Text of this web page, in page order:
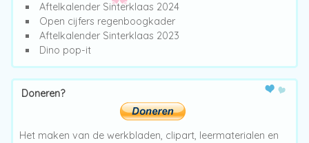
Aftelkalender Sinterklaas 2024
Open cijfers regenboogkader
Aftelkalender Sinterklaas 2023
Dino pop-it
Doneren?
Het maken van de werkbladen, clipart, leermaterialen en